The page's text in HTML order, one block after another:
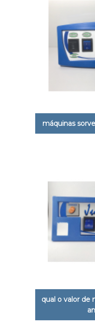
máquinas
qual o valor de